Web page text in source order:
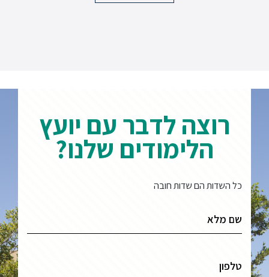
רוצה לדבר עם יועץ
הלימודים שלנו?
כל השדות הם שדות חובה